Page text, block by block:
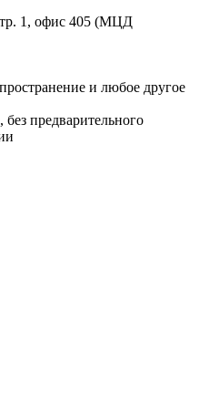
1, офис 405 (МЦД
и любое другое
предварительного